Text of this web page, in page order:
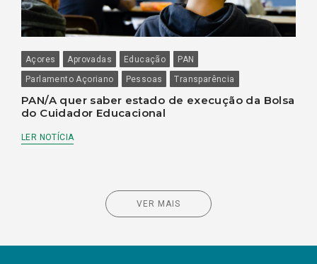
Açores Aprovadas Educação
PAN
Parlamento Açoriano
Pessoas Transparência
PAN/A quer saber estado de execução da Bolsa
do Cuidador Educacional
LER NOTÍCIA
VER MAIS